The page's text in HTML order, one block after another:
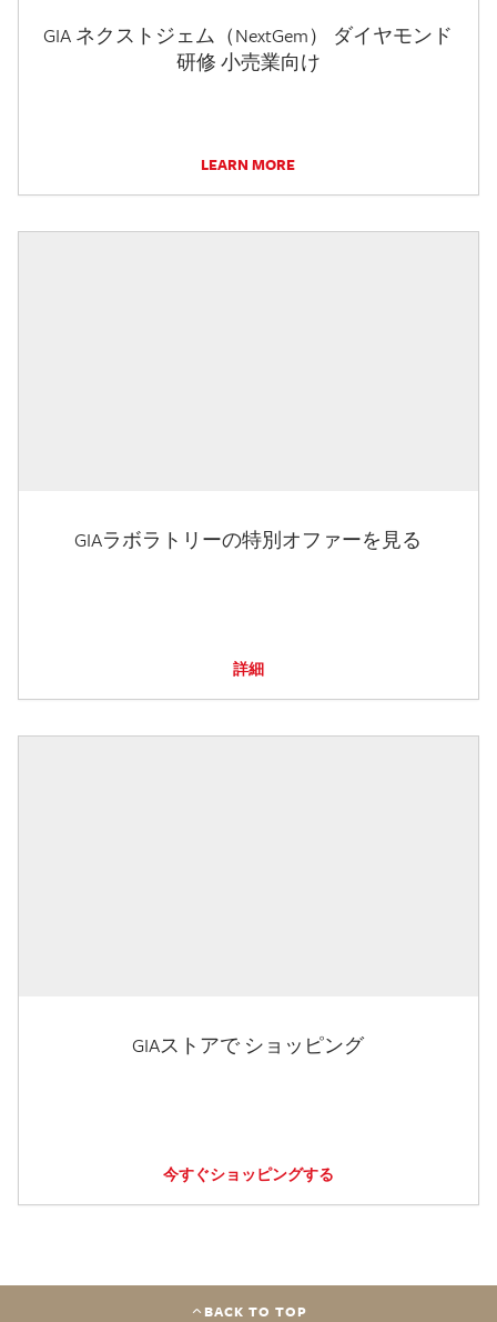
GIA ネクストジェム（NextGem） ダイヤモンド
研修 小売業向け
LEARN MORE
GIAラボラトリーの特別オファーを見る
詳細
GIAストアで ショッピング
今すぐショッピングする
BACK TO TOP